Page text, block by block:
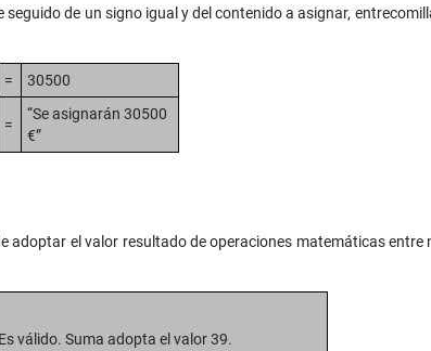
de un signo igual y del contenido a asignar,
= 30500
=
“Se asignarán 30500
€”
adoptar el valor resultado de operaciones matemáticas
Es válido. Suma adopta el valor 39.